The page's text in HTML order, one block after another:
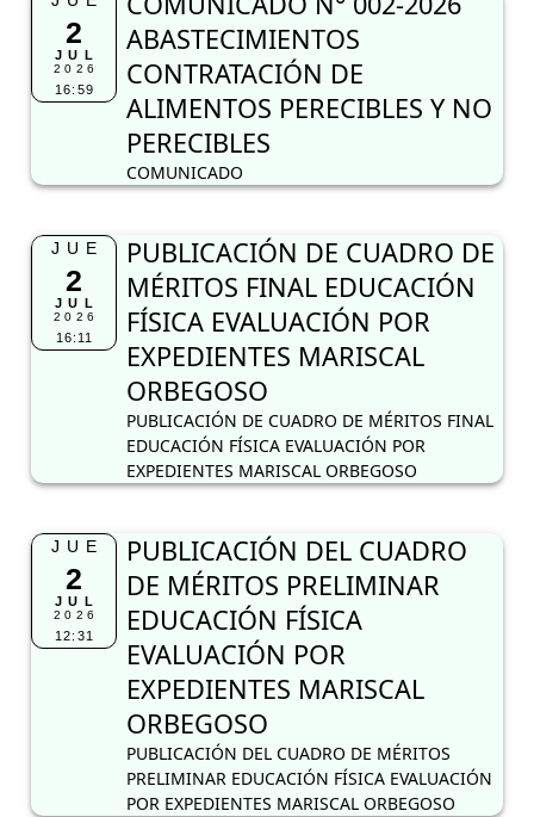
2
JUL
2026
16:59
ABASTECIMIENTOS
CONTRATACIÓN DE
ALIMENTOS PERECIBLES Y NO
PERECIBLES
COMUNICADO
JUE
2
JUL
2026
16:11
PUBLICACIÓN DE CUADRO DE
MÉRITOS FINAL EDUCACIÓN
FÍSICA EVALUACIÓN POR
EXPEDIENTES MARISCAL
ORBEGOSO
PUBLICACIÓN DE CUADRO DE MÉRITOS FINAL
EDUCACIÓN FÍSICA EVALUACIÓN POR
EXPEDIENTES MARISCAL ORBEGOSO
JUE
2
JUL
2026
12:31
PUBLICACIÓN DEL CUADRO
DE MÉRITOS PRELIMINAR
EDUCACIÓN FÍSICA
EVALUACIÓN POR
EXPEDIENTES MARISCAL
ORBEGOSO
PUBLICACIÓN DEL CUADRO DE MÉRITOS
PRELIMINAR EDUCACIÓN FÍSICA EVALUACIÓN
POR EXPEDIENTES MARISCAL ORBEGOSO